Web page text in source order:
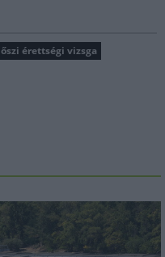
őszi érettségi vizsga